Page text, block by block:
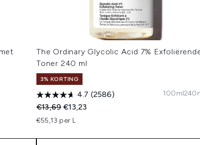
The Ordinary Glycolic Acid 7%
Toner 240 ml
3% KORTING
4.7 (2586)
Recommended Retail Price:
€13,69Huidige prijs:
€13,23
€55,13 per L
100ml